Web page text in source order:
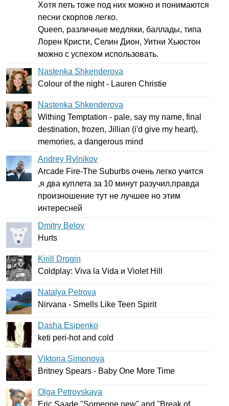
Хотя петь тоже под них можно и понимаются
песни скорпов легко.
Queen, различные медляки, баллады, типа
Лорен Кристи, Селин Дион, Уитни Хьюстон
можно с успехом использовать.
Nastenka Shkenderova
Colour of the night- Lauren Christie
Nastenka Shkenderova
Withing Temptation - pale, say my name, final
destination, frozen, Jillian (i'd give my heart),
memories, a dangerous mind
Andrey Rylnikov
Arcade Fire-The Suburbs очень легко учится
,я два куплета за 10 минут разучил,правда
произношение тут не лучшее но этим
интересней
Dmitry Belov
Hurts
Kirill Drogin
Coldplay: Viva la Vida и Violet Hill
Natalya Petrova
Nirvana - Smells Like Teen Spirit
Dasha Esipenko
keti peri-hot and cold
Viktoria Simonova
Britney Spears - Baby One More Time
Olga Petrovskaya
Eric Saade "Someone new" and "Break of